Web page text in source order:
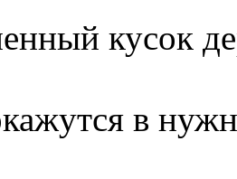
кусок
в